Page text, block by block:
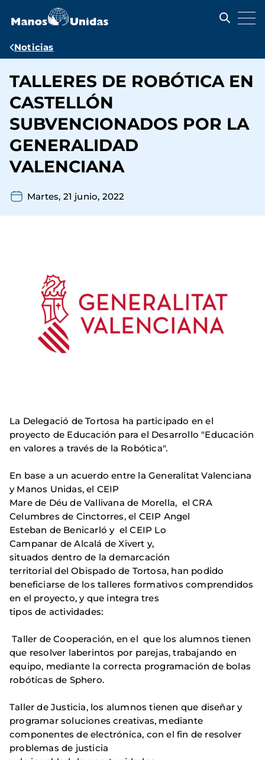
contenido
Ruta
navegación
Noticias
TALLERES DE ROBÓTICA EN
CASTELLÓN
SUBVENCIONADOS POR LA
GENERALIDAD
VALENCIANA
Martes, 21 junio, 2022
La Delegació de Tortosa ha participado en el
proyecto de Educación para el Desarrollo "Educación
en valores a través de la Robótica".
En base a un acuerdo entre la Generalitat Valenciana
y Manos Unidas, el CEIP
Mare de Déu de Vallivana de Morella, el CRA
Celumbres de Cinctorres, el CEIP Angel
Esteban de Benicarló y el CEIP Lo
Campanar de Alcalá de Xivert y,
situados dentro de la demarcación
territorial del Obispado de Tortosa, han podido
beneficiarse de los talleres formativos comprendidos
en el proyecto, y que integra tres
tipos de actividades:
Taller de Cooperación, en el que los alumnos tienen
que resolver laberintos por parejas, trabajando en
equipo, mediante la correcta programación de bolas
robóticas de Sphero.
Taller de Justicia, los alumnos tienen que diseñar y
programar soluciones creativas, mediante
componentes de electrónica, con el fin de resolver
problemas de justicia